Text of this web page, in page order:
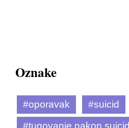
Oznake
#oporavak
#suicid
#tugovanje nakon